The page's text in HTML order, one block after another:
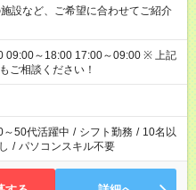
など、ご希望に合わせてご紹介
～18:00 17:00～09:00 ※ 上記
ご相談ください！
～50代活躍中 / シフト勤務 / 10名以
/ パソコンスキル不要